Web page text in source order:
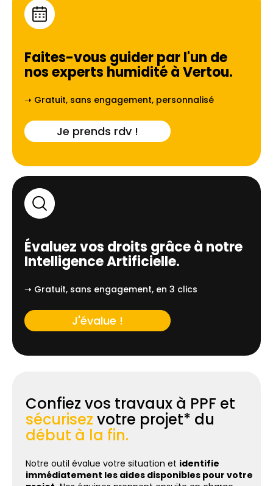
Faites-vous guider par l'un de
nos experts humidité àVertou.
➝ Gratuit, sans engagement, personnalisé
Je prends rdv !
Évaluez vos droits grâce à notre
Intelligence Artificielle.
➝ Gratuit, sans engagement, en 3 clics
J'évalue !
Confiez vos travaux à PPF et
sécurisez votre projet* du
début à la fin.
Notre outil évalue votre situation et identifie
immédiatement les aides disponibles pour votre